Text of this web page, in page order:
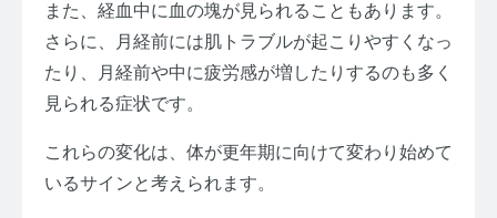
また、経血中に血の塊が見られることもあります。
さらに、月経前には肌トラブルが起こりやすくなっ
たり、月経前や中に疲労感が増したりするのも多く
見られる症状です。
これらの変化は、体が更年期に向けて変わり始めて
いるサインと考えられます。